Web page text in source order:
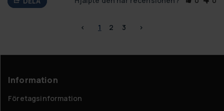
< 1 2 3 >
Information
Företagsinformation